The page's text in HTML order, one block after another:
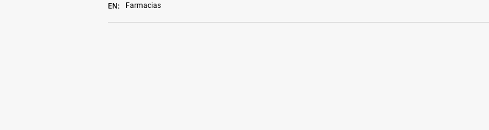
EN: Farmacias